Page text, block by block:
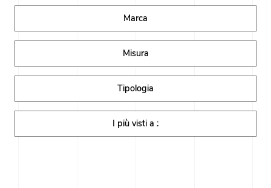
Marca
Misura
Tipologia
I più visti a :